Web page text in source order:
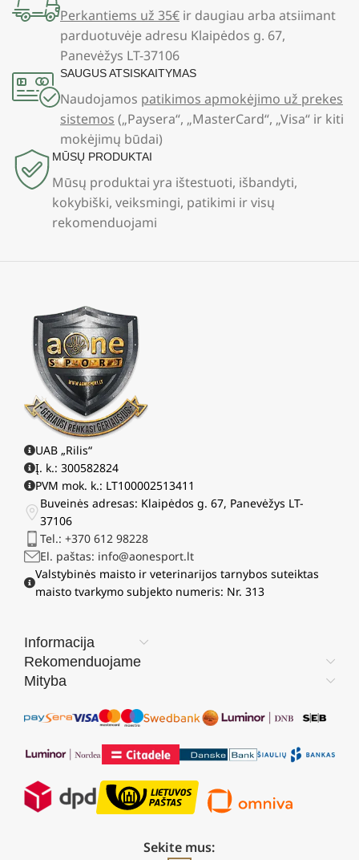
Perkantiems už 35€ ir daugiau arba atsiimant
parduotuvėje adresu Klaipėdos g. 67,
Panevėžys LT-37106
SAUGUS ATSISKAITYMAS
Naudojamos patikimos apmokėjimo už prekes
sistemos („Paysera“, „MasterCard“, „Visa“ ir kiti
mokėjimų būdai)
MŪSŲ PRODUKTAI
Mūsų produktai yra ištestuoti, išbandyti,
kokybiški, veiksmingi, patikimi ir visų
rekomenduojami
UAB „Rilis“
Į. k.: 300582824
PVM mok. k.: LT100002513411
Buveinės adresas: Klaipėdos g. 67, Panevėžys LT-
37106
Tel.: +370 612 98228
El. paštas: info@aonesport.lt
Valstybinės maisto ir veterinarijos tarnybos suteiktas
maisto tvarkymo subjekto numeris: Nr. 313
Informacija
Rekomenduojame
Mityba
Sekite mus: